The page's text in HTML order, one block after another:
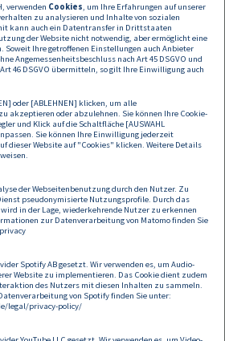
Footer
Impressum
verwenden Cookies, um Ihre Erfahrungen auf unserer
zu analysieren und Inhalte von sozialen
kann auch ein Datentransfer in Drittstaaten
der Website nicht notwendig, aber ermöglicht eine
Soweit Ihre getroffenen Einstellungen auch Anbieter
Angemessenheitsbeschluss nach Art 45 DSGVO und
46 DSGVO übermitteln, so gilt Ihre Einwilligung auch
oder [ABLEHNEN] klicken, um alle
akzeptieren oder abzulehnen. Sie können Ihre Cookie-
und Klick auf die Schaltfläche [AUSWAHL
Sie können Ihre Einwilligung jederzeit
dieser Website auf "Cookies" klicken. Weitere Details
.
der Webseitenbenutzung durch den Nutzer. Zu
pseudonymisierte Nutzungsprofile. Durch das
in der Lage, wiederkehrende Nutzer zu erkennen
zur Datenverarbeitung von Matomo finden Sie
Spotify AB gesetzt. Wir verwenden es, um Audio-
Website zu implementieren. Das Cookie dient zudem
des Nutzers mit diesen Inhalten zu sammeln.
von Spotify finden Sie unter:
legal/privacy-policy/